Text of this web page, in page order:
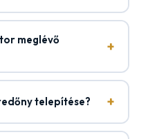
meglévő
+
telepítése? +